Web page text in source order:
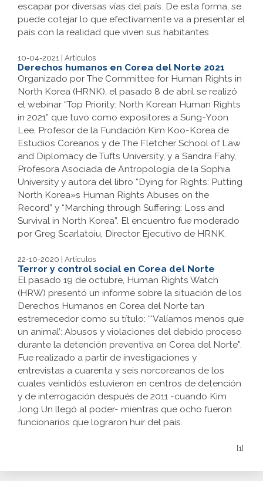
escapar por diversas vías del país. De esta forma, se
puede cotejar lo que efectivamente va a presentar el
país con la realidad que viven sus habitantes
10-04-2021 | Artículos
Derechos humanos en Corea del Norte 2021
Organizado por The Committee for Human Rights in
North Korea (HRNK), el pasado 8 de abril se realizó
el webinar “Top Priority: North Korean Human Rights
in 2021” que tuvo como expositores a Sung-Yoon
Lee, Profesor de la Fundación Kim Koo-Korea de
Estudios Coreanos y de The Fletcher School of Law
and Diplomacy de Tufts University, y a Sandra Fahy,
Profesora Asociada de Antropología de la Sophia
University y autora del libro “Dying for Rights: Putting
North Korea»s Human Rights Abuses on the
Record” y “Marching through Suffering: Loss and
Survival in North Korea”. El encuentro fue moderado
por Greg Scarlatoiu, Director Ejecutivo de HRNK.
22-10-2020 | Artículos
Terror y control social en Corea del Norte
El pasado 19 de octubre, Human Rights Watch
(HRW) presentó un informe sobre la situación de los
Derechos Humanos en Corea del Norte tan
estremecedor como su título: “‘Valíamos menos que
un animal’: Abusos y violaciones del debido proceso
durante la detención preventiva en Corea del Norte”.
Fue realizado a partir de investigaciones y
entrevistas a cuarenta y seis norcoreanos de los
cuales veintidós estuvieron en centros de detención
y de interrogación después de 2011 -cuando Kim
Jong Un llegó al poder- mientras que ocho fueron
funcionarios que lograron huir del país.
[1]